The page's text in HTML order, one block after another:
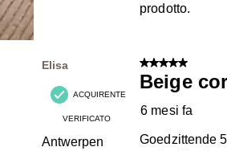
prodotto.
Elisa
ACQUIRENTE
VERIFICATO
Antwerpen
5 su 5 stelle.
Beige
6 mesi fa
Goedzittende